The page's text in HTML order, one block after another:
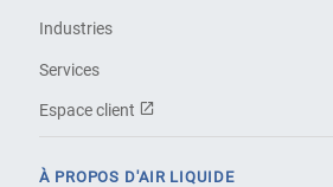
Industries
Services
Espace client
À PROPOS D'AIR LIQUIDE